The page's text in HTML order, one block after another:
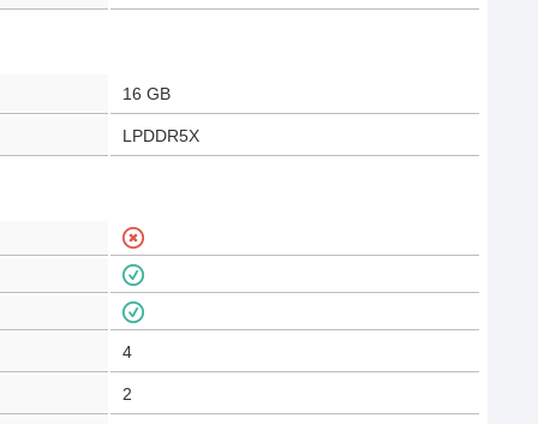
16 GB
LPDDR5X
4
2